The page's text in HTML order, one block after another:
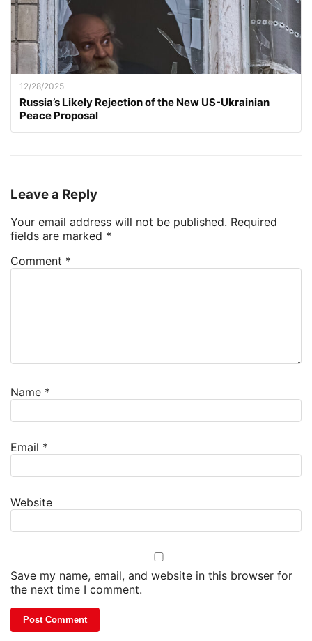
12/28/2025
Russia’s Likely Rejection of the New US-Ukrainian
Peace Proposal
Leave a Reply
Your email address will not be published. Required
fields are marked *
Comment *
Name *
Email *
Website
Save my name, email, and website in this browser for
the next time I comment.